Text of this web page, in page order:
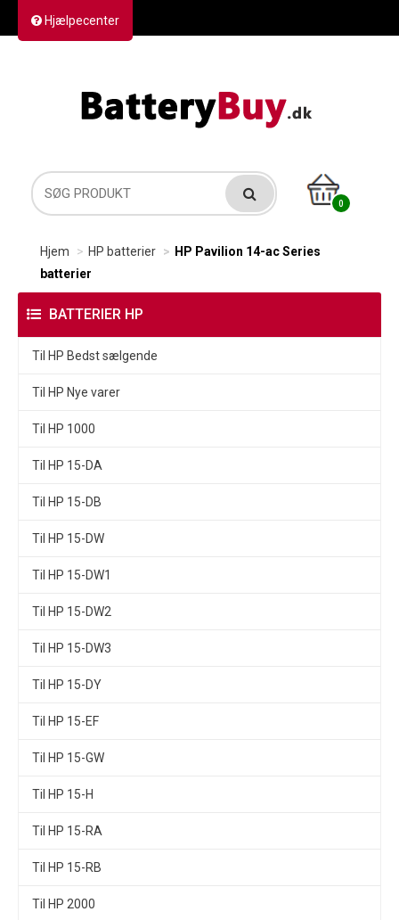
Hjælpecenter
0
Hjem HP batterier
HP Pavilion 14-ac Series
batterier
BATTERIER HP
Til HP Bedst sælgende
Til HP Nye varer
Til HP 1000
Til HP 15-DA
Til HP 15-DB
Til HP 15-DW
Til HP 15-DW1
Til HP 15-DW2
Til HP 15-DW3
Til HP 15-DY
Til HP 15-EF
Til HP 15-GW
Til HP 15-H
Til HP 15-RA
Til HP 15-RB
Til HP 2000